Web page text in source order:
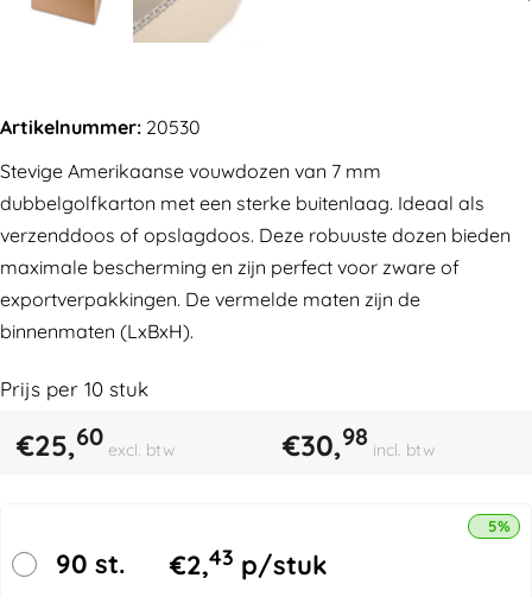
Artikelnummer: 20530
Stevige Amerikaanse vouwdozen van 7 mm
dubbelgolfkarton met een sterke buitenlaag. Ideaal als
verzenddoos of opslagdoos. Deze robuuste dozen bieden
maximale bescherming en zijn perfect voor zware of
exportverpakkingen. De vermelde maten zijn de
binnenmaten (LxBxH).
Prijs per 10 stuk
€25,60 excl. btw €30,98 incl. btw
90 st. €2,43 p/stuk
5%